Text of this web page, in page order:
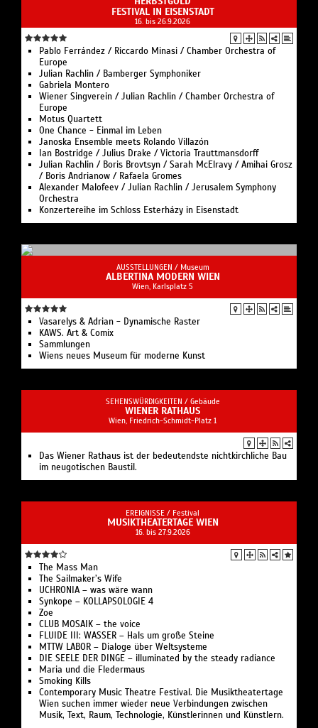
FESTIVAL IN EISENSTADT
16. bis 26.9.2026
Pablo Ferrández / Riccardo Minasi / Chamber Orchestra of
Europe
Julian Rachlin / Bamberger Symphoniker
Gabriela Montero
Wiener Singverein / Julian Rachlin / Chamber Orchestra of
Europe
Motus Quartett
One Chance - Einmal im Leben
Janoska Ensemble meets Rolando Villazón
Ian Bostridge / Julius Drake / Victoria Trauttmansdorff
Julian Rachlin / Boris Brovtsyn / Sarah McElravy / Amihai Grosz
/ Boris Andrianow / Rafaela Gromes
Alexander Malofeev / Julian Rachlin / Jerusalem Symphony
Orchestra
Konzertereihe im Schloss Esterházy in Eisenstadt
AUSSTELLUNGEN / Museum
ALBERTINA MODERN WIEN
Wien, Karlsplatz 5
Vasarelys & Adrian - Dynamische Raster
KAWS. Art & Comix
Sammlungen
Wiens neues Museum für moderne Kunst
SEHENSWÜRDIGKEITEN / Gebäude
WIENER RATHAUS
Wien, Friedrich-Schmidt-Platz 1
Das Wiener Rathaus ist der bedeutendste nichtkirchliche Bau
im neugotischen Baustil.
EREIGNISSE / Festival
MUSIKTHEATERTAGE WIEN
16. bis 27.9.2026
The Mass Man
The Sailmaker’s Wife
UCHRONIA – was wäre wann
Synkope – KOLLAPSOLOGIE 4
Zoe
CLUB MOSAIK – the voice
FLUIDE III: WASSER – Hals um große Steine
MTTW LABOR – Dialoge über Weltsysteme
DIE SEELE DER DINGE – illuminated by the steady radiance
Maria und die Fledermaus
Smoking Kills
Contemporary Music Theatre Festival. Die Musiktheatertage
Wien suchen immer wieder neue Verbindungen zwischen
Musik, Text, Raum, Technologie, Künstlerinnen und Künstlern.